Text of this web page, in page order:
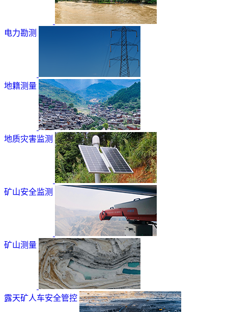
电力勘测
地籍测量
地质灾害监测
矿山安全监测
矿山测量
露天矿人车安全管控